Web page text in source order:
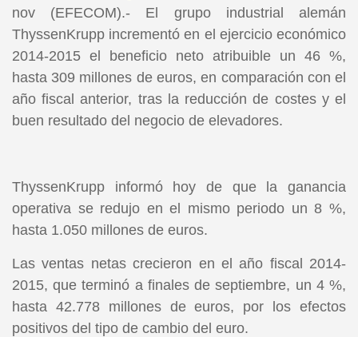
nov (EFECOM).- El grupo industrial alemán
ThyssenKrupp incrementó en el ejercicio económico
2014-2015 el beneficio neto atribuible un 46 %,
hasta 309 millones de euros, en comparación con el
año fiscal anterior, tras la reducción de costes y el
buen resultado del negocio de elevadores.
ThyssenKrupp informó hoy de que la ganancia
operativa se redujo en el mismo periodo un 8 %,
hasta 1.050 millones de euros.
Las ventas netas crecieron en el año fiscal 2014-
2015, que terminó a finales de septiembre, un 4 %,
hasta 42.778 millones de euros, por los efectos
positivos del tipo de cambio del euro.